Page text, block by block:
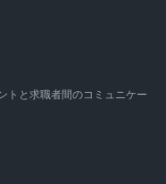
トと求職者間のコミュニケー